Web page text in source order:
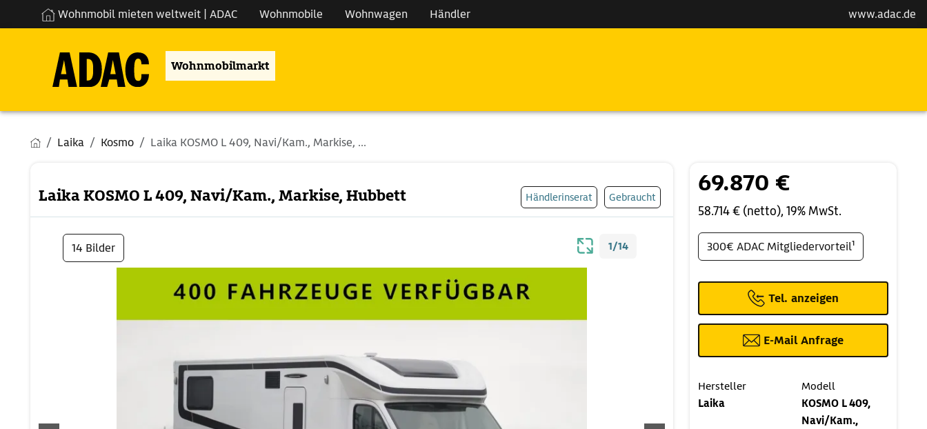
Wohnmobil mieten weltweit | ADAC Wohnmobile Wohnwagen Händler www.adac.de
Wohnmobilmarkt
Laika Kosmo Laika KOSMO L 409, Navi/Kam., Markise, ...
Laika KOSMO L 409, Navi/Kam., Markise, Hubbett Händlerinserat Gebraucht
14 Bilder 1/14
69.870 €
58.714 € (netto), 19% MwSt.
300€ ADAC Mitgliedervorteil¹
Tel. anzeigen
E-Mail Anfrage
Hersteller
Laika
Modell
KOSMO L 409,
Navi/Kam.,